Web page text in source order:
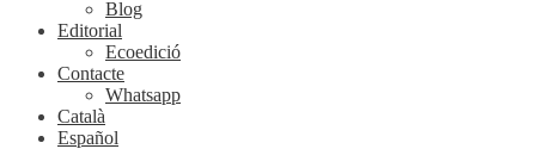
Blog
Editorial
Ecoedició
Contacte
Whatsapp
Català
Español